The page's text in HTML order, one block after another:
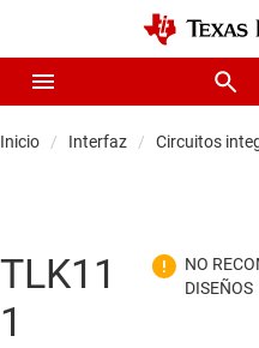
Inicio Interfaz Circuitos
TLK11
1